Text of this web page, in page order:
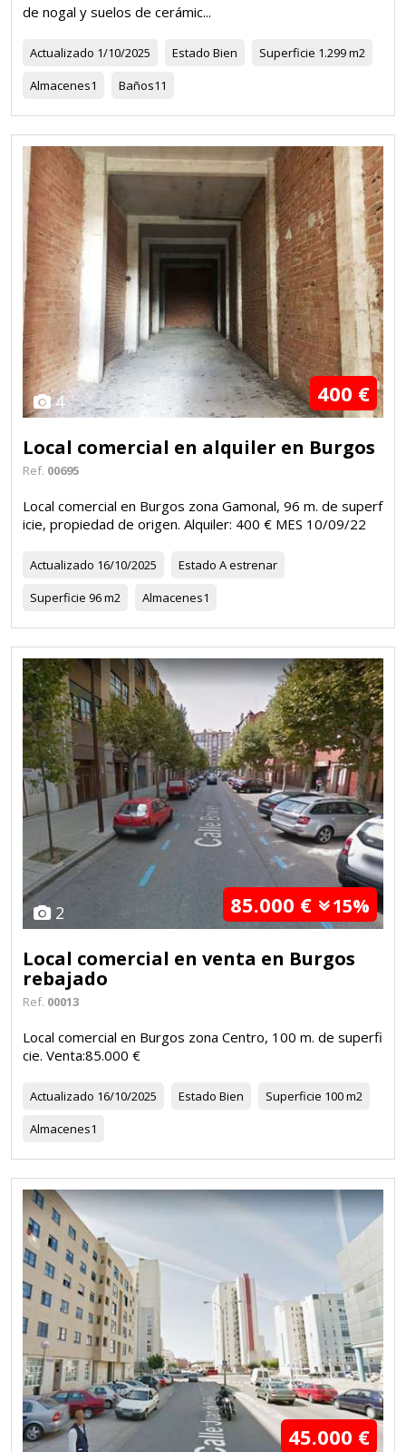
de nogal y suelos de cerámic...
Actualizado 1/10/2025 Estado Bien Superficie 1.299 m2
Almacenes1 Baños11
4 400 €
Local comercial en alquiler en Burgos
Ref. 00695
Local comercial en Burgos zona Gamonal, 96 m. de superf
icie, propiedad de origen. Alquiler: 400 € MES 10/09/22
Actualizado 16/10/2025 Estado A estrenar
Superficie 96 m2 Almacenes1
2 85.000 € 15%
Local comercial en venta en Burgos
rebajado
Ref. 00013
Local comercial en Burgos zona Centro, 100 m. de superfi
cie. Venta:85.000 €
Actualizado 16/10/2025 Estado Bien Superficie 100 m2
Almacenes1
45.000 €